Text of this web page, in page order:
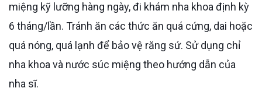
miệng kỹ lưỡng hàng ngày, đi khám nha khoa định kỳ
6 tháng/lần. Tránh ăn các thức ăn quá cứng, dai hoặc
quá nóng, quá lạnh để bảo vệ răng sứ. Sử dụng chỉ
nha khoa và nước súc miệng theo hướng dẫn của
nha sĩ.